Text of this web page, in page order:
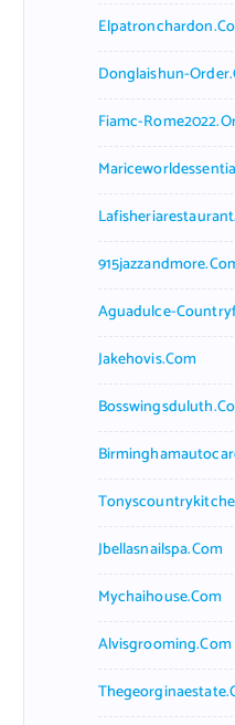
Donglaishun-
Fiamc-
Aguadulce-
Jakehovis.com
Jbellasnailspa.com
Mychaihouse.com
Alvisgrooming.com